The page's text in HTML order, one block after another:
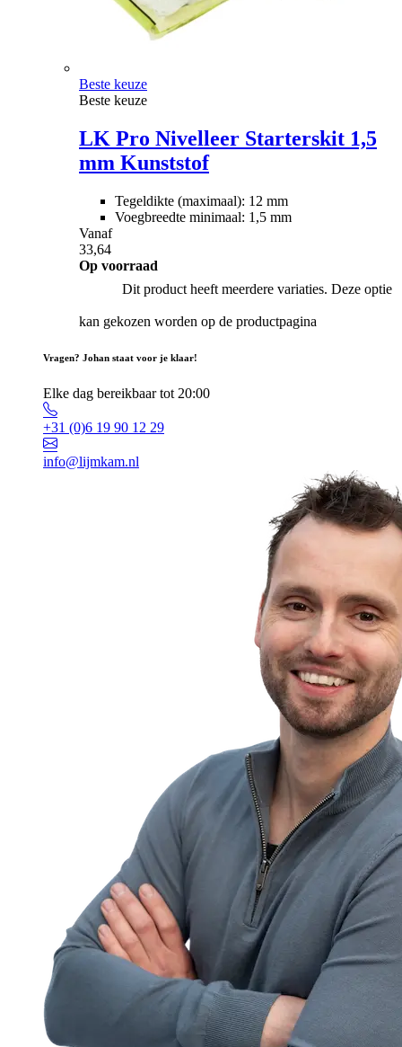
Beste keuze
Beste keuze
LK Pro Nivelleer Starterskit 1,5
mm Kunststof
Tegeldikte (maximaal): 12 mm
Voegbreedte minimaal: 1,5 mm
Vanaf
33,64
Op voorraad
Dit product heeft meerdere variaties. Deze optie
kan gekozen worden op de productpagina
Vragen? Johan staat voor je klaar!
Elke dag bereikbaar tot 20:00
+31 (0)6 19 90 12 29
info@lijmkam.nl